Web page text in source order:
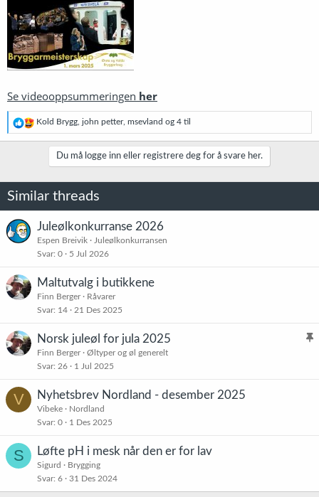
Se videooppsummeringen her
R
e
a
o
n
e
Kold Brygg john petter, msevland og 4 til
Du må logge inn eller registrere deg for å svare her.
Similar threads
Juleølkonkurranse 2026
Espen Breivik
Juleølkonkurransen
Svar 0 5 Jul 2026
Maltutvalg i butikkene
Finn Berger
Råvarer
Svar 14 21 Des 2025
K
Norsk juleøl for jula 2025
Finn Berger
Øltyper og øl generelt
Svar 26 1 Jul 2025
V Nyhetsbrev Nordland - desember 2025
Vibeke
Nordland
Svar 0 1 Des 2025
S Løfte pH i mesk når den er for lav
Sigurd
Brygging
Svar 6 31 Des 2024